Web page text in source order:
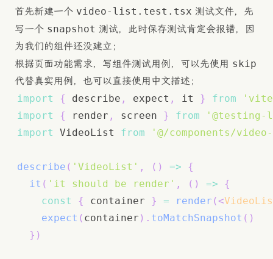
首先新建一个 video-list.test.tsx 测试文件，先
写一个 snapshot 测试，此时保存测试肯定会报错，因
为我们的组件还没建立；
根据页面功能需求，写组件测试用例，可以先使用 skip
代替真实用例，也可以直接使用中文描述；
import { describe , expect , it } from
import
{ render , screen } from
import
VideoList from '@/components/
describe ( 'VideoList' , ( ) =>
{
it ( 'it should be render' , ( ) =>
{
const
{ container } = render ( <
expect ( container ) . toMatchSnapshot ( )
} )